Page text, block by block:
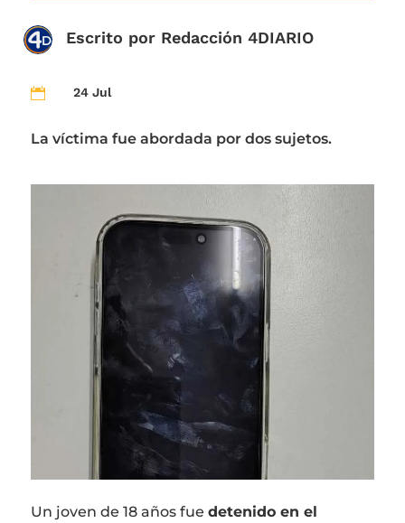
Escrito por Redacción 4DIARIO
 24 Jul
La víctima fue abordada por dos sujetos.
Un joven de 18 años fue detenido en el